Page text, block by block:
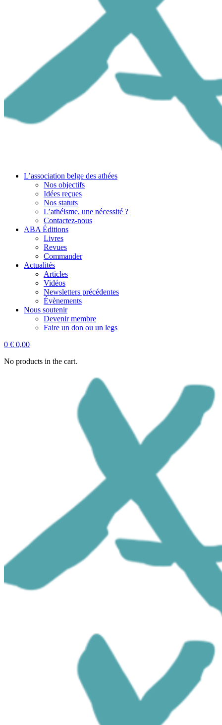
L’association belge des athées
Nos objectifs
Idées reçues
Nos statuts
L’athéisme, une nécessité ?
Contactez-nous
ABA Éditions
Livres
Revues
Commander
Actualités
Articles
Vidéos
Newsletters précédentes
Évènements
Nous soutenir
Devenir membre
Faire un don ou un legs
0 € 0,00
No products in the cart.